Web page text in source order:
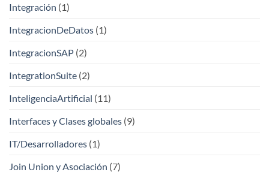
Integración (1)
IntegracionDeDatos (1)
IntegracionSAP (2)
IntegrationSuite (2)
InteligenciaArtificial (11)
Interfaces y Clases globales (9)
IT/Desarrolladores (1)
Join Union y Asociación (7)